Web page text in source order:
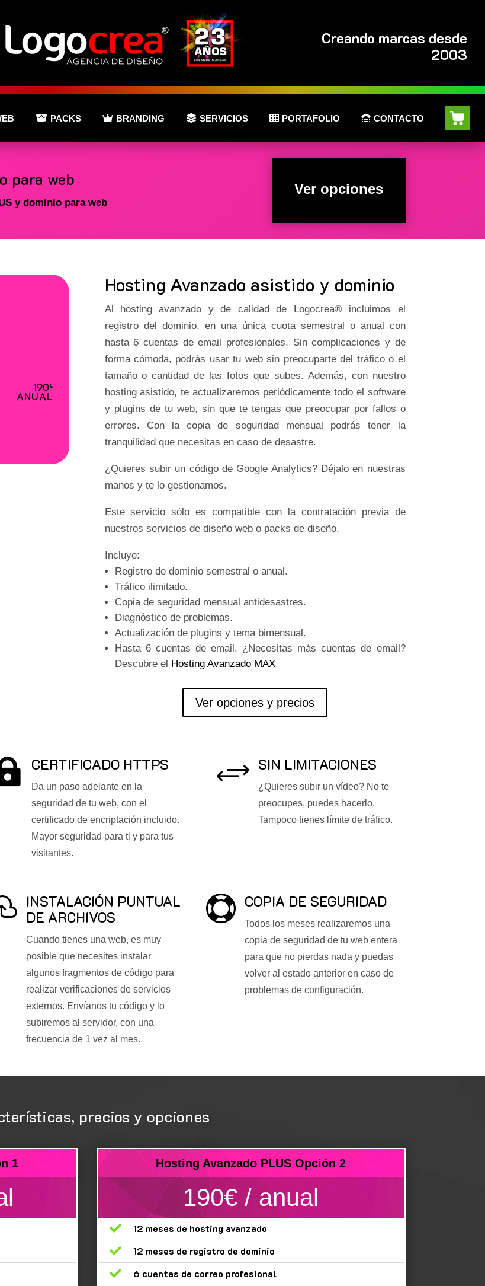
Creando marcas desde
2003
PACKS BRANDING SERVICIOS PORTAFOLIO CONTACTO
para web
y dominio para web
Ver opciones
190€
ANUAL
Hosting Avanzado asistido y dominio
Al hosting avanzado y de calidad de Logocrea® incluimos el
registro del dominio, en una única cuota semestral o anual con
hasta 6 cuentas de email profesionales. Sin complicaciones y de
forma cómoda, podrás usar tu web sin preocuparte del tráfico o el
tamaño o cantidad de las fotos que subes. Además, con nuestro
hosting asistido, te actualizaremos periódicamente todo el software
y plugins de tu web, sin que te tengas que preocupar por fallos o
errores. Con la copia de seguridad mensual podrás tener la
tranquilidad que necesitas en caso de desastre.
¿Quieres subir un código de Google Analytics? Déjalo en nuestras
manos y te lo gestionamos.
Este servicio sólo es compatible con la contratación previa de
nuestros servicios de diseño web o packs de diseño.
Incluye:
Registro de dominio semestral o anual.
Tráfico ilimitado.
Copia de seguridad mensual antidesastres.
Diagnóstico de problemas.
Actualización de plugins y tema bimensual.
Hasta 6 cuentas de email. ¿Necesitas más cuentas de email?
Descubre el
Hosting Avanzado MAX
Ver opciones y precios
CERTIFICADO HTTPS
Da un paso adelante en la
seguridad de tu web, con el
certificado de encriptación incluido.
Mayor seguridad para ti y para tus
visitantes.
+ SIN LIMITACIONES
¿Quieres subir un vídeo? No te
preocupes, puedes hacerlo.
Tampoco tienes límite de tráfico.
INSTALACIÓN PUNTUAL
DE ARCHIVOS
Cuando tienes una web, es muy
posible que necesites instalar
algunos fragmentos de código para
realizar verificaciones de servicios
externos. Envíanos tu código y lo
subiremos al servidor, con una
frecuencia de 1 vez al mes.
 COPIA DE SEGURIDAD
Todos los meses realizaremos una
copia de seguridad de tu web entera
para que no pierdas nada y puedas
volver al estado anterior en caso de
problemas de configuración.
precios y opciones
1 Hosting Avanzado PLUS Opción 2
190€ / anual

12 meses de hosting avanzado

12 meses de registro de dominio

6 cuentas de correo profesional